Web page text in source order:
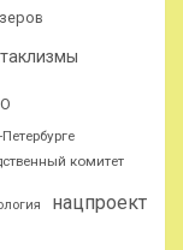
комитет
нацпроект